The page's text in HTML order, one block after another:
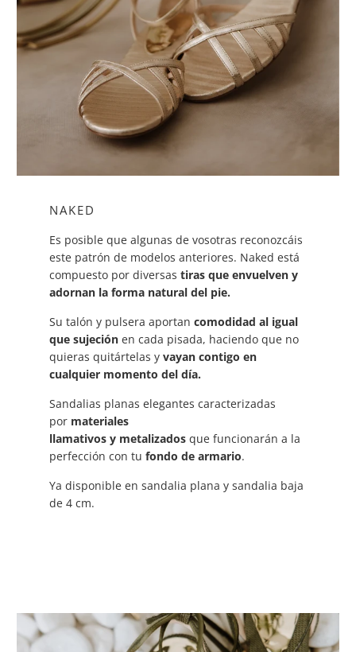
NAKED
Es posible que algunas de vosotras reconozcáis
este patrón de modelos anteriores. Naked está
compuesto por diversas tiras que envuelven y
adornan la forma natural del pie.
Su talón y pulsera aportan comodidad al igual
que sujeciónen cada pisada, haciendo que no
quieras quitártelas y vayan contigo en
cualquier momento del día.
Sandalias planas elegantes caracterizadas
por materiales
llamativos y metalizadosque funcionarán a la
perfección con tu fondo de armario.
Ya disponible en sandalia plana y sandalia baja
de 4 cm.